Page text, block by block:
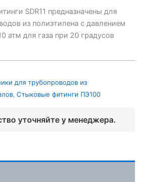
SDR11 предназначены для
из полиэтилена с давлением
атм для газа при 20 градусов
для трубопроводов из
, Стыковые фитинги ПЭ100
уточняйте у менеджера.